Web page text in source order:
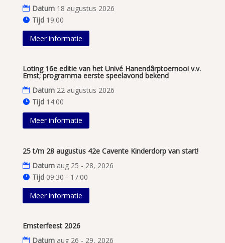
Datum 18 augustus 2026
Tijd 19:00
Meer informatie
Loting 16e editie van het Univé Hanendârptoernooi v.v.
Emst; programma eerste speelavond bekend
Datum 22 augustus 2026
Tijd 14:00
Meer informatie
25 t/m 28 augustus 42e Cavente Kinderdorp van start!
Datum aug 25 - 28, 2026
Tijd 09:30 - 17:00
Meer informatie
Emsterfeest 2026
Datum aug 26 - 29, 2026